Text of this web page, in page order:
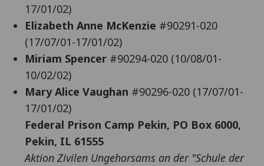
17/01/02)
Elizabeth Anne McKenzie #90291-020
(17/07/01-17/01/02)
Miriam Spencer #90294-020 (10/08/01-
10/02/02)
Mary Alice Vaughan #90296-020 (17/07/01-
17/01/02)
Federal Prison Camp Pekin, PO Box 6000,
Pekin, IL 61555
Aktion Zivilen Ungehorsams an der "Schule der